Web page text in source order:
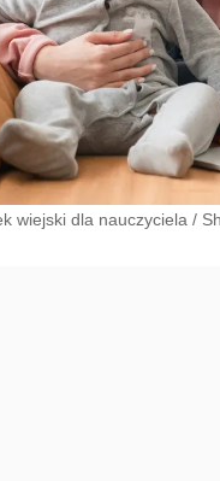
wiejski dla nauczyciela /